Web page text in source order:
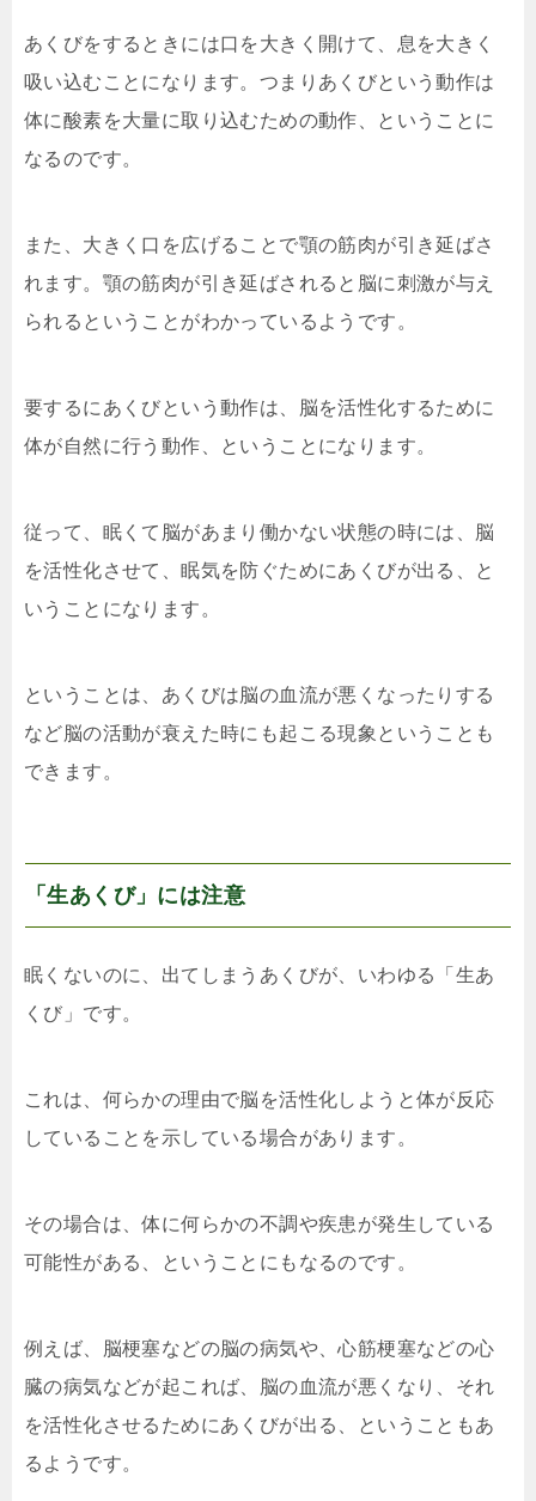
あくびをするときには口を大きく開けて、息を大きく
吸い込むことになります。つまりあくびという動作は
体に酸素を大量に取り込むための動作、ということに
なるのです。
また、大きく口を広げることで顎の筋肉が引き延ばさ
れます。顎の筋肉が引き延ばされると脳に刺激が与え
られるということがわかっているようです。
要するにあくびという動作は、脳を活性化するために
体が自然に行う動作、ということになります。
従って、眠くて脳があまり働かない状態の時には、脳
を活性化させて、眠気を防ぐためにあくびが出る、と
いうことになります。
ということは、あくびは脳の血流が悪くなったりする
など脳の活動が衰えた時にも起こる現象ということも
できます。
「生あくび」には注意
眠くないのに、出てしまうあくびが、いわゆる「生あ
くび」です。
これは、何らかの理由で脳を活性化しようと体が反応
していることを示している場合があります。
その場合は、体に何らかの不調や疾患が発生している
可能性がある、ということにもなるのです。
例えば、脳梗塞などの脳の病気や、心筋梗塞などの心
臓の病気などが起これば、脳の血流が悪くなり、それ
を活性化させるためにあくびが出る、ということもあ
るようです。